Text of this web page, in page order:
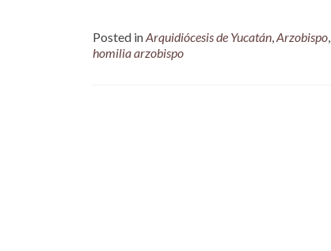
Posted inArquidiócesis de Yucatán,Arzobispo,
homilia arzobispo